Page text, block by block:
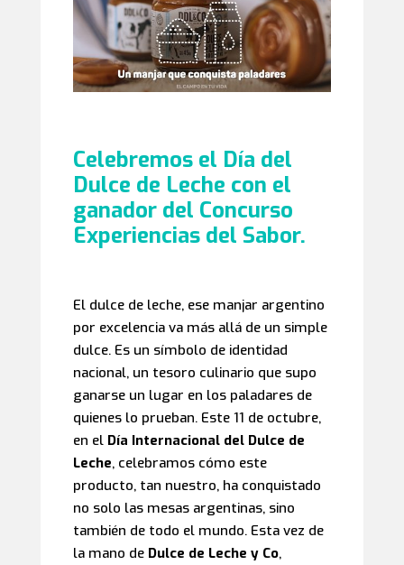
Celebremos el Día del
Dulce de Leche con el
ganador del Concurso
Experiencias del Sabor.
El dulce de leche, ese manjar argentino
por excelencia va más allá de un simple
dulce. Es un símbolo de identidad
nacional, un tesoro culinario que supo
ganarse un lugar en los paladares de
quienes lo prueban. Este 11 de octubre,
en el Día Internacional del Dulce de
Leche, celebramos cómo este
producto, tan nuestro, ha conquistado
no solo las mesas argentinas, sino
también de todo el mundo. Esta vez de
la mano de Dulce de Leche y Co,